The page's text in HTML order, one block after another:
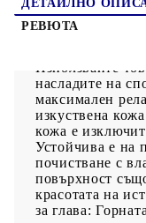
ДЕТАЙЛНО
РЕВЮТА
Използвайте
насладите на
максимален
изкуствена
кожа е
Устойчива е на
почистване с
повърхност
красотата на
за глава: